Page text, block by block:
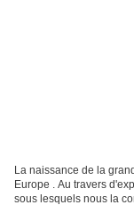
La naissance de la
Europe . Au travers
sous lesquels nous la